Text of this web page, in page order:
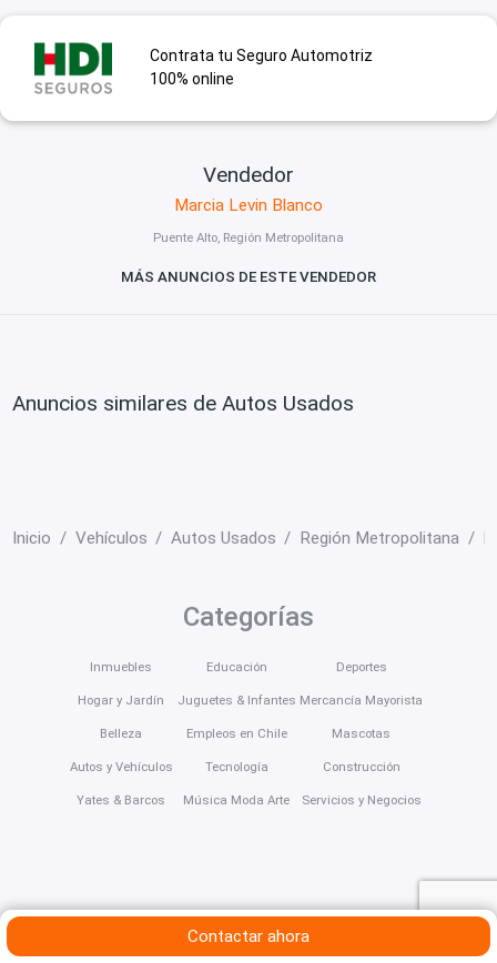
Contrata tu Seguro Automotriz
100% online
Vendedor
Marcia Levin Blanco
Puente Alto, Región Metropolitana
MÁS ANUNCIOS DE ESTE VENDEDOR
Anuncios similares de Autos Usados
Inicio Vehículos Autos Usados Región Metropolitana
Contactar ahora
Categorías
Inmuebles
Hogar y Jardín
Belleza
Autos y Vehículos
Yates & Barcos
Educación
Juguetes & Infantes
Empleos en Chile
Tecnología
Música Moda Arte
Deportes
Mercancía Mayorista
Mascotas
Construcción
Servicios y Negocios